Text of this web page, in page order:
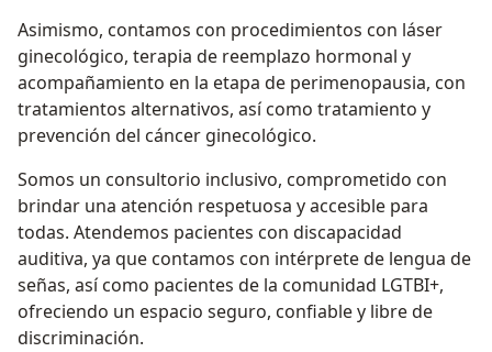
Asimismo, contamos con procedimientos con láser
ginecológico, terapia de reemplazo hormonal y
acompañamiento en la etapa de perimenopausia, con
tratamientos alternativos, así como tratamiento y
prevención del cáncer ginecológico.
Somos un consultorio inclusivo, comprometido con
brindar una atención respetuosa y accesible para
todas. Atendemos pacientes con discapacidad
auditiva, ya que contamos con intérprete de lengua de
señas, así como pacientes de la comunidad LGTBI+,
ofreciendo un espacio seguro, confiable y libre de
discriminación.